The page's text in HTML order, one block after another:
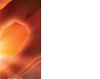
krašteliu pamatyti
nėra žiaurios
dvasios skurdo.
gyventi dėl kitų.
pasaulyje